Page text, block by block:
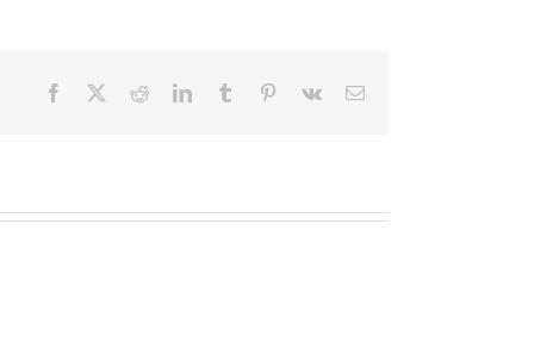
Facebook RedditLinkedInTumblr Pinterest
Vk
E-